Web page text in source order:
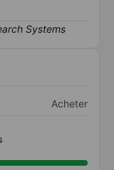
Acheter